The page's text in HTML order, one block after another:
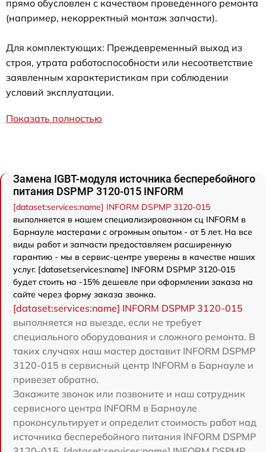
прямо обусловлен с качеством проведенного ремонта
(например, некорректный монтаж запчасти).
Для комплектующих: Преждевременный выход из
строя, утрата работоспособности или несоответствие
заявленным характеристикам при соблюдении
условий эксплуатации.
Показать полностью
Замена IGBT-модуля источника бесперебойного
питания DSPMP 3120-015 INFORM
[dataset:services:name] INFORM DSPMP 3120-015
выполняется в нашем специализированном сц INFORM в
Барнауле мастерами с огромным опытом - от 5 лет. На все
виды работ и запчасти предоставляем расширенную
гарантию - мы в сервис-центре уверены в качестве наших
услуг. [dataset:services:name] INFORM DSPMP 3120-015
будет стоить на -15% дешевле при оформлении заказа на
сайте через форму заказа звонка.
[dataset:services:name] INFORM DSPMP 3120-015
выполняется на выезде, если не требует
специального оборудования и сложного ремонта. В
таких случаях наш мастер доставит INFORM DSPMP
3120-015 в сервисный центр INFORM в Барнауле и
привезет обратно.
Закажите звонок или позвоните и наш сотрудник
сервисного центра INFORM в Барнауле
проконсультирует и определит стоимость работ над
источника бесперебойного питания INFORM DSPMP